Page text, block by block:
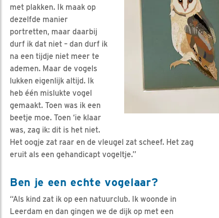
met plakken. Ik maak op
dezelfde manier
portretten, maar daarbij
durf ik dat niet – dan durf ik
na een tijdje niet meer te
ademen. Maar de vogels
lukken eigenlijk altijd. Ik
heb één mislukte vogel
gemaakt. Toen was ik een
beetje moe. Toen ‘ie klaar
was, zag ik: dit is het niet.
Het oogje zat raar en de vleugel zat scheef. Het zag
eruit als een gehandicapt vogeltje.”
Ben je een echte vogelaar?
“Als kind zat ik op een natuurclub. Ik woonde in
Leerdam en dan gingen we de dijk op met een